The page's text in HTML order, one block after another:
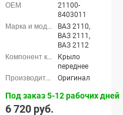
21100-
8403011
ВАЗ 2110,
ВАЗ 2111,
ВАЗ 2112
Крыло
переднее
Оригинал
Под заказ 5-12 рабочих дней
6 720 руб.